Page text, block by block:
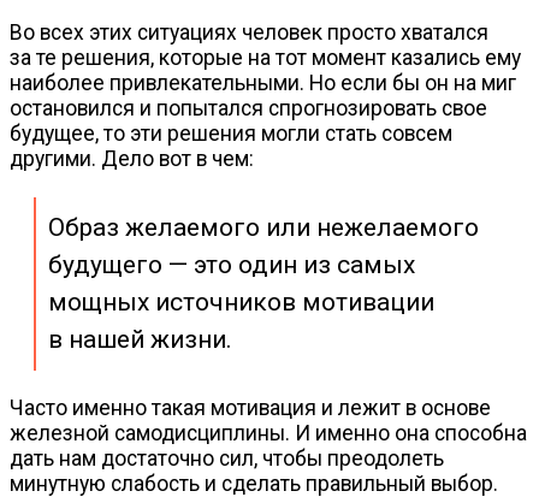
Во всех этих ситуациях человек просто хватался
за те решения, которые на тот момент казались ему
наиболее привлекательными. Но если бы он на миг
остановился и попытался спрогнозировать свое
будущее, то эти решения могли стать совсем
другими. Дело вот в чем:
Образ желаемого или нежелаемого
будущего — это один из самых
мощных источников мотивации
в нашей жизни.
Часто именно такая мотивация и лежит в основе
железной самодисциплины. И именно она способна
дать нам достаточно сил, чтобы преодолеть
минутную слабость и сделать правильный выбор.